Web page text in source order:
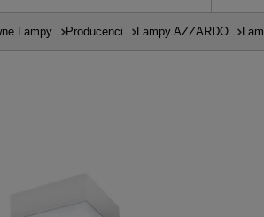
Lampy Producenci Lampy AZZARDO